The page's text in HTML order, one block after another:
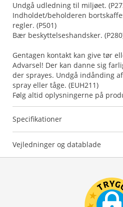
Undgå udledning til miljøet.
Indholdet/beholderen
regler. (P501)
Bær beskyttelseshandsker.
Gentagen kontakt kan give tør
Advarsel! Der kan danne sig
der sprayes. Undgå indånding af
spray eller tåge. (EUH211)
Følg altid oplysningerne på
Specifikationer
Vejledninger og datablade